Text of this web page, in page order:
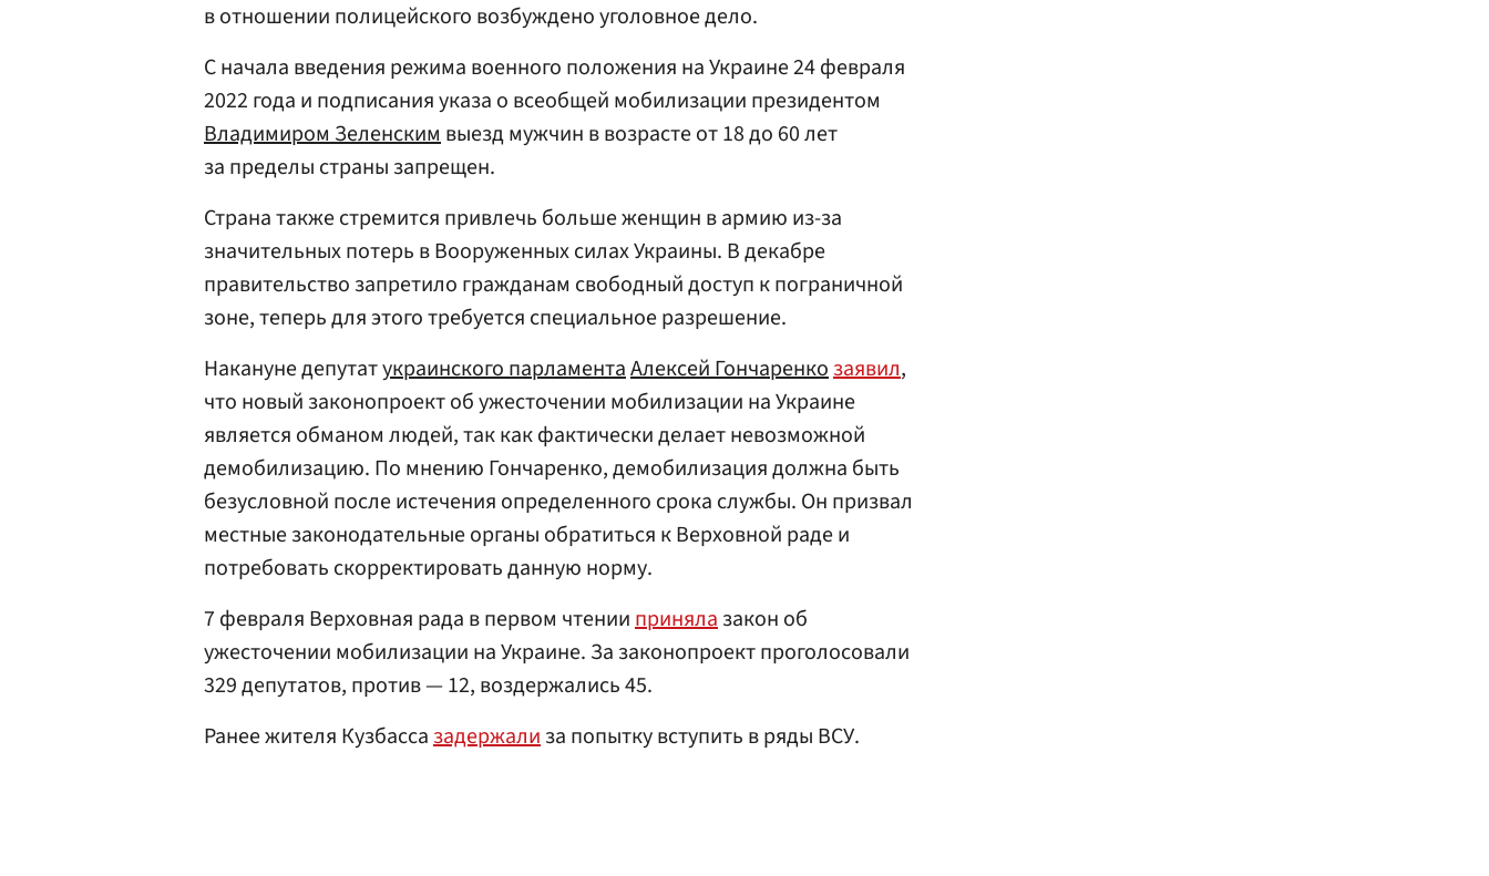
в отношении полицейского возбуждено уголовное дело.
С начала введения режима военного положения на Украине 24 февраля
2022 года и подписания указа о всеобщей мобилизации президентом
Владимиром Зеленскимвыезд мужчин в возрасте от 18 до 60 лет
за пределы страны запрещен.
Страна также стремится привлечь больше женщин в армию из-за
значительных потерь в Вооруженных cилах Украины. В декабре
правительство запретило гражданам свободный доступ к пограничной
зоне, теперь для этого требуется специальное разрешение.
Накануне депутатукраинского парламентаАлексей Гончаренкозаявил,
что новый законопроект об ужесточении мобилизации на Украине
является обманом людей, так как фактически делает невозможной
демобилизацию. По мнению Гончаренко, демобилизация должна быть
безусловной после истечения определенного срока службы. Он призвал
местные законодательные органы обратиться к Верховной раде и
потребовать скорректировать данную норму.
7 февраля Верховная рада в первом чтениипринялазакон об
ужесточении мобилизации на Украине. За законопроект проголосовали
329 депутатов, против — 12, воздержались 45.
Ранее жителя Кузбассазадержализа попытку вступить в ряды ВСУ.